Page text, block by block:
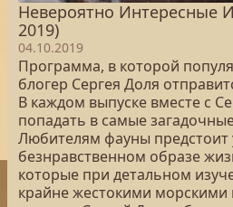
Невероятно Интересные
2019)
04.10.2019
Программа, в которой
блогер Сергея Доля
В каждом выпуске вместе с
попадать в самые
Любителям фауны
безнравственном образе
которые при детальном
крайне жестокими